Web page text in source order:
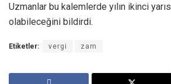
Uzmanlar bu kalemlerde yılın ikinci
olabileceğini bildirdi.
Etiketler: vergi zam